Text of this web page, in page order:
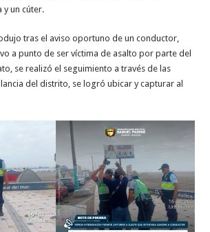
y un cúter.
tras el aviso oportuno de un conductor,
a punto de ser víctima de asalto por parte del
se realizó el seguimiento a través de las
del distrito, se logró ubicar y capturar al